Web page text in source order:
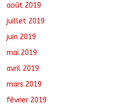
août 2019
juillet 2019
juin 2019
mai 2019
avril 2019
mars 2019
février 2019